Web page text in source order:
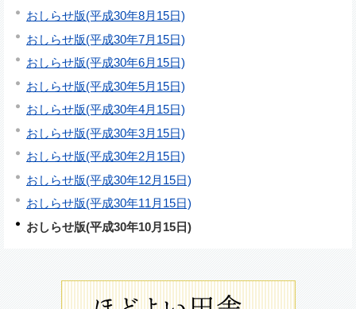
おしらせ版(平成30年8月15日)
おしらせ版(平成30年7月15日)
おしらせ版(平成30年6月15日)
おしらせ版(平成30年5月15日)
おしらせ版(平成30年4月15日)
おしらせ版(平成30年3月15日)
おしらせ版(平成30年2月15日)
おしらせ版(平成30年12月15日)
おしらせ版(平成30年11月15日)
おしらせ版(平成30年10月15日)